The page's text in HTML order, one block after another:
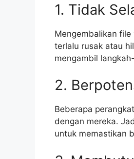
1. Tidak
Mengembalikan
terlalu rusak atau
mengambil
2.
Beberapa
dengan mereka.
untuk memastikan